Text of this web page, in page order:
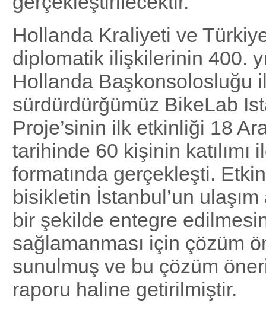
Hollanda Kraliyeti ve
diplomatik ilişkilerinin 400.
Hollanda Başkonsolosluğu
sürdürdürğümüz BikeLab
Proje’sinin ilk etkinliği 18
tarihinde 60 kişinin katılımı
formatında gerçekleşti.
bisikletin İstanbul’un
bir şekilde entegre
sağlamanması için çözüm
sunulmuş ve bu çözüm
raporu haline getirilmiştir.